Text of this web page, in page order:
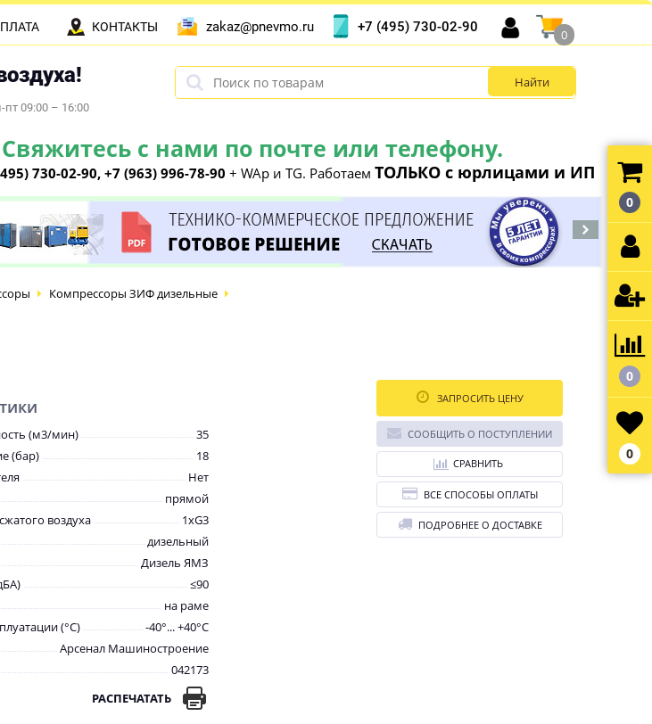
09:00 – 16:00
с нами по почте или телефону.
730-02-90, +7 (963) 996-78-90 + WAp и TG. Работаем ТОЛЬКО с юрлицами и ИП
КОНТАКТЫ zakaz@pnevmo.ru +7 (495) 730-02-90
0
Компрессоры ЗИФ дизельные
(м3/мин)
35
(бар)
18
Нет
прямой
воздуха
1хG3
дизельный
Дизель ЯМЗ
≤90
на раме
(°С)
-40°... +40°С
Арсенал Машиностроение
042173
РАСПЕЧАТАТЬ
ЗАПРОСИТЬ ЦЕНУ
СООБЩИТЬ О ПОСТУПЛЕНИИ
СРАВНИТЬ
ВСЕ СПОСОБЫ ОПЛАТЫ
ПОДРОБНЕЕ О ДОСТАВКЕ
0
0
0